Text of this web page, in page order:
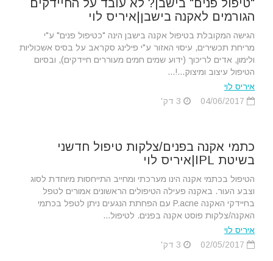
"טיפול פנים" בישבן? לא עובד על החיידקים
הגורמים לאקנה בישבן|איריס לוי
הגישה המקובלת בטיפול אקנה בישבן הינה "כטיפול פנים" ע"י
מריחת תכשירים, עיסוי האזור ע"י פילינג סקראב על בסיס אשכוליות
ולימון, אדים לריכוך (ידוע שמים חמים מעוררים חיידקים), ובסיום
הטיפול עיצוב ומיצוק...!...
איריס לוי
כתמי אקנה בפנים/צלקות טיפול חדשני
בשיטת IPL|איריס לוי
הטיפול בכתמי אקנה הינו מערכתי ומחייב התייחסות מיוחדת לסוג
וצבע העור. באקנה פעילה הטיפולים הראשונים אמורים לטפל
בחיידקי האקנה P.acne עם הפחתת הנגעים ניתן לטפל בכתמי
האקנה/צלקות פוסט אקנה בפנים. לטיפול...
איריס לוי